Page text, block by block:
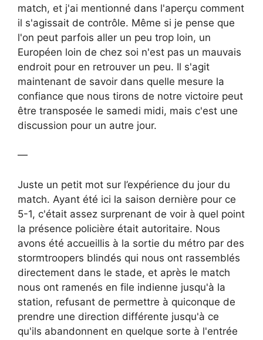
match, et j'ai mentionné dans l'aperçu comment
il s'agissait de contrôle. Même si je pense que
l'on peut parfois aller un peu trop loin, un
Européen loin de chez soi n'est pas un mauvais
endroit pour en retrouver un peu. Il s'agit
maintenant de savoir dans quelle mesure la
confiance que nous tirons de notre victoire peut
être transposée le samedi midi, mais c'est une
discussion pour un autre jour.
—
Juste un petit mot sur l’expérience du jour du
match. Ayant été ici la saison dernière pour ce
5-1, c'était assez surprenant de voir à quel point
la présence policière était autoritaire. Nous
avons été accueillis à la sortie du métro par des
stormtroopers blindés qui nous ont rassemblés
directement dans le stade, et après le match
nous ont ramenés en file indienne jusqu'à la
station, refusant de permettre à quiconque de
prendre une direction différente jusqu'à ce
qu'ils abandonnent en quelque sorte à l'entrée